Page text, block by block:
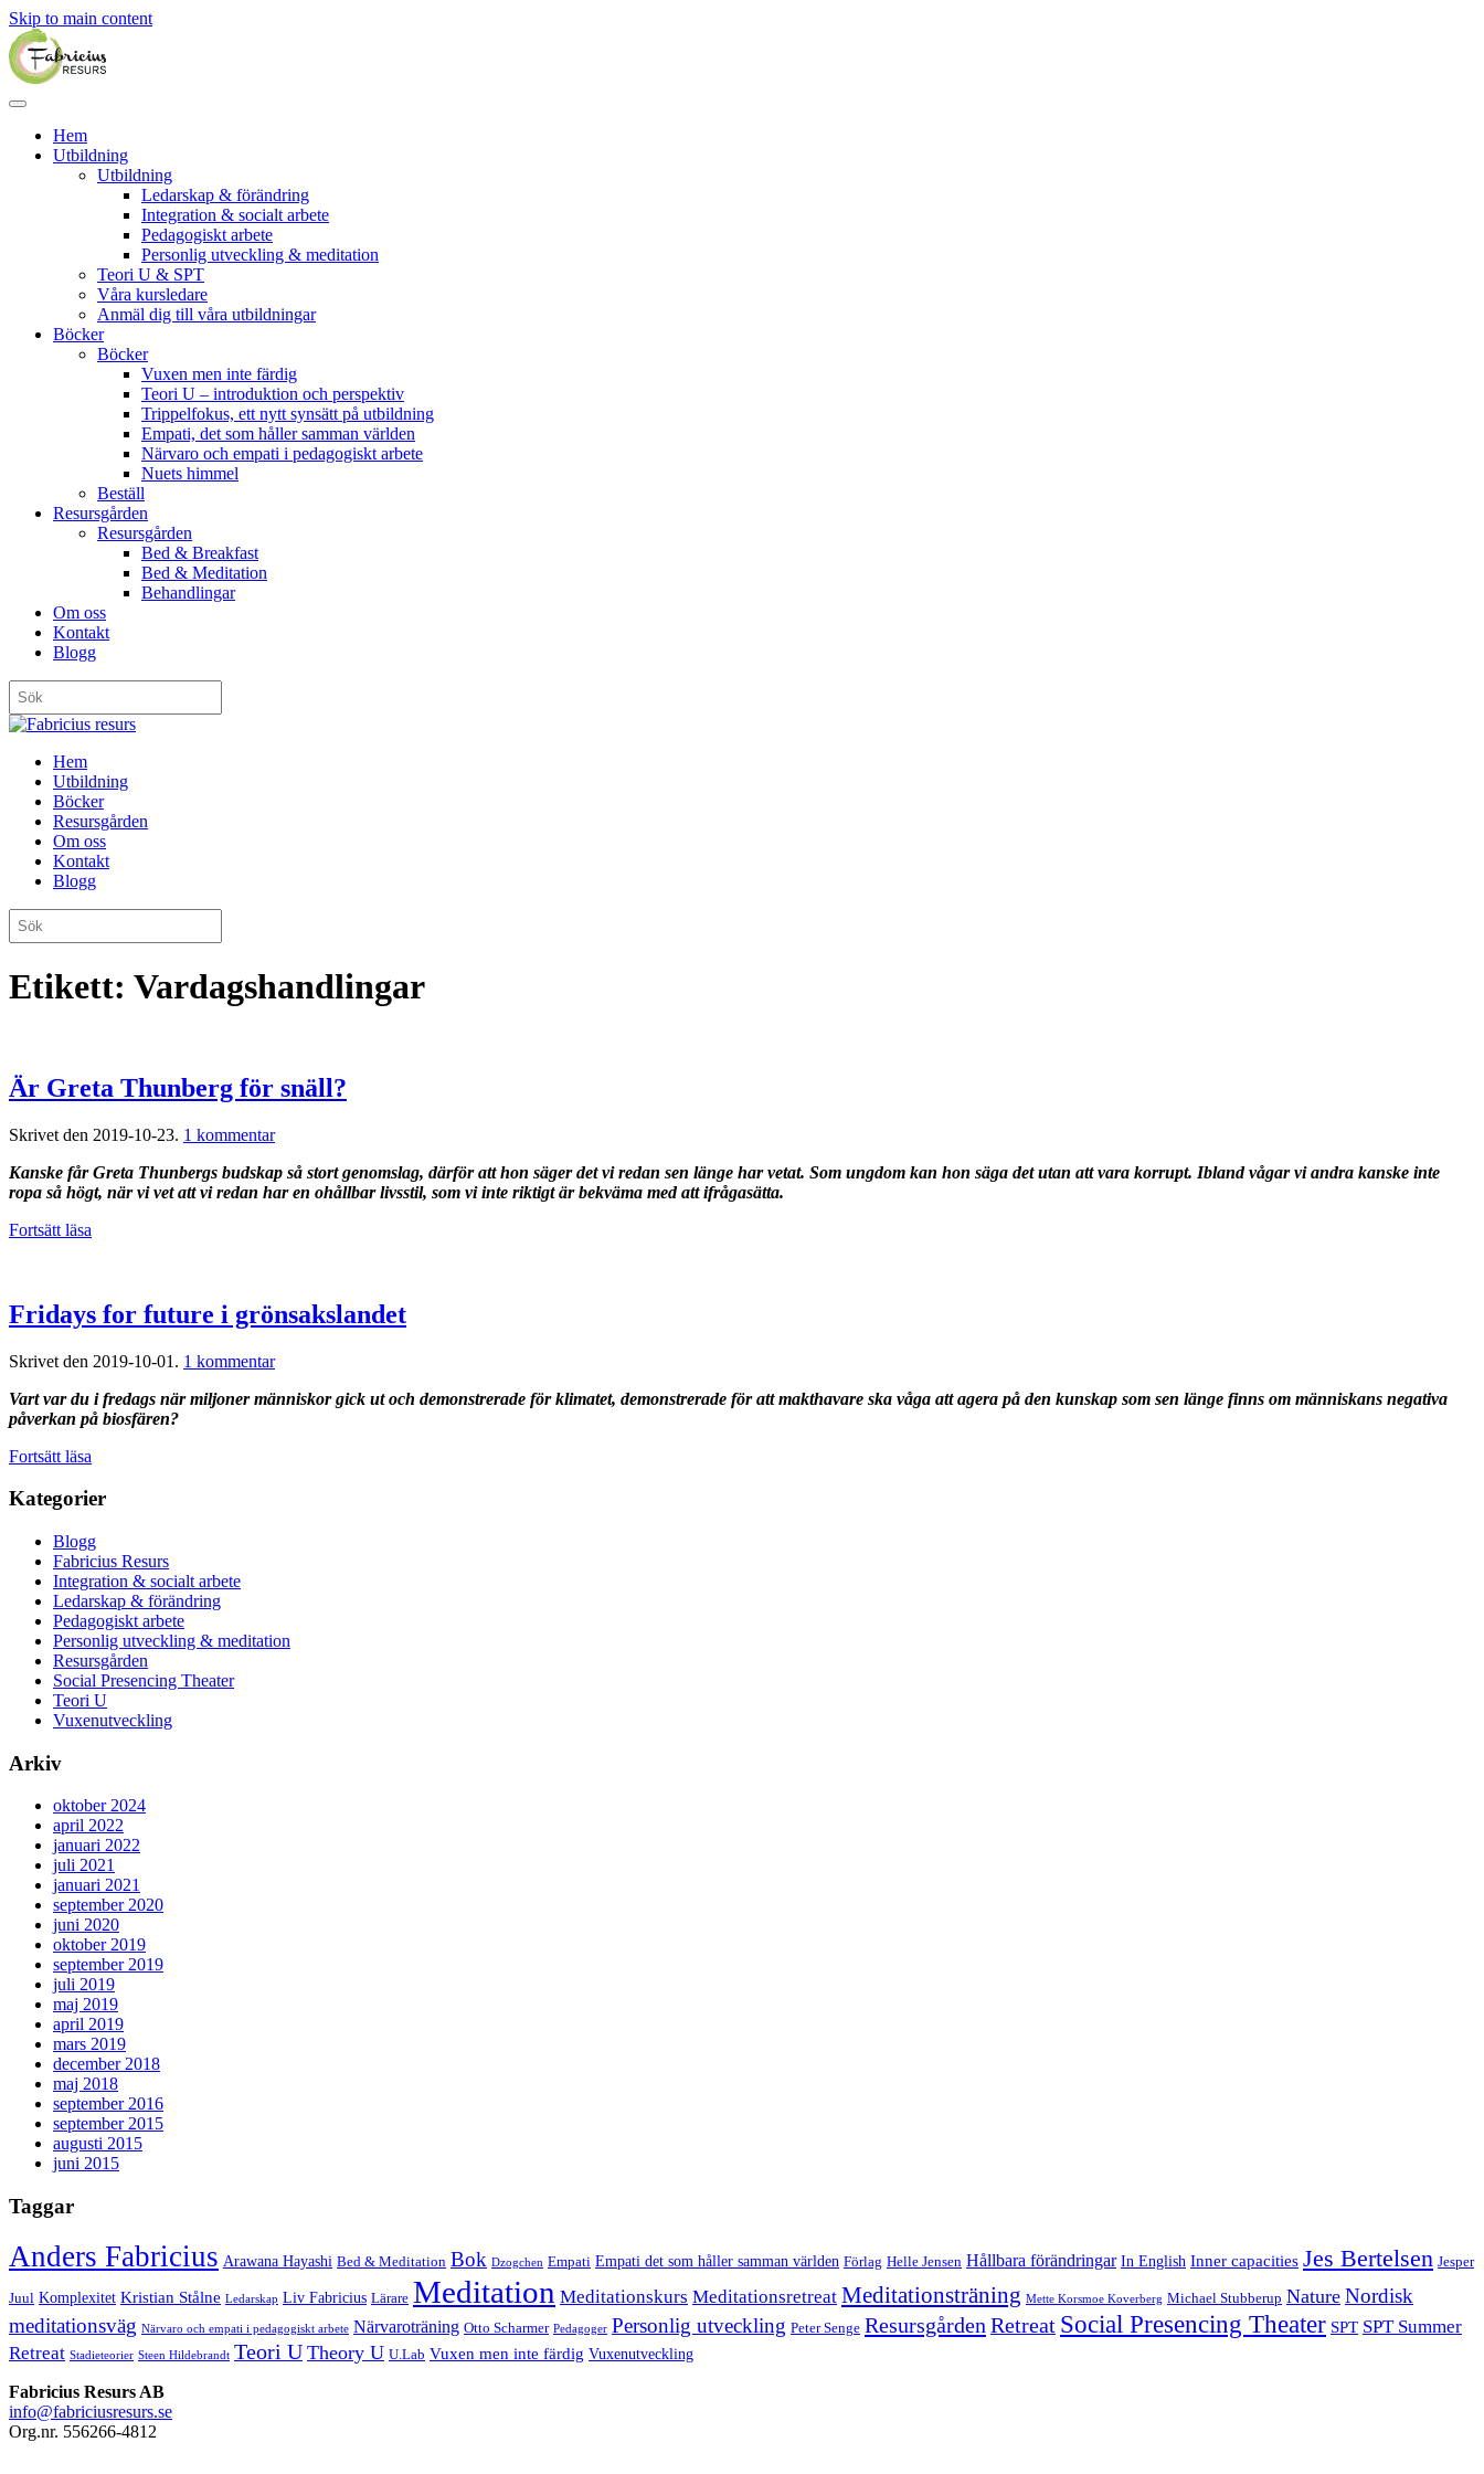
Skip to main content
Hem
Utbildning
Utbildning
Ledarskap & förändring
Integration & socialt arbete
Pedagogiskt arbete
Personlig utveckling & meditation
Teori U & SPT
Våra kursledare
Anmäl dig till våra utbildningar
Böcker
Böcker
Vuxen men inte färdig
Teori U – introduktion och perspektiv
Trippelfokus, ett nytt synsätt på utbildning
Empati, det som håller samman världen
Närvaro och empati i pedagogiskt arbete
Nuets himmel
Beställ
Resursgården
Resursgården
Bed & Breakfast
Bed & Meditation
Behandlingar
Om oss
Kontakt
Blogg
Hem
Utbildning
Böcker
Resursgården
Om oss
Kontakt
Blogg
Etikett: Vardagshandlingar
Är Greta Thunberg för snäll?
Skrivet den 2019-10-23. 1 kommentartill
Greta
Thunberg
Kanske får Greta Thunbergs budskap så stort genomslag, därför att hon säger det vi redan sen länge har vetat. Som ungdom kan hon säga det utan att vara korrupt. Ibland vågar vi andra kanske inte
ropa så högt, när vi vet att vi redan har en ohållbar livsstil, som vi inte riktigt är bekväma med att ifrågasätta.
Fortsätt läsa
Fridays for future i grönsakslandet
Skrivet den 2019-10-01 . 1 kommentartill
for
Vart var du i fredags när miljoner människor gick ut och demonstrerade för klimatet, demonstrerade för att makthavare ska våga att agera på den kunskap som sen länge finns om människans negativa
påverkan på biosfären?
Fortsätt läsa
Kategorier
Blogg
Fabricius Resurs
Integration & socialt arbete
Ledarskap & förändring
Pedagogiskt arbete
Personlig utveckling & meditation
Resursgården
Social Presencing Theater
Teori U
Vuxenutveckling
Arkiv
oktober 2024
april 2022
januari 2022
juli 2021
januari 2021
september 2020
juni 2020
oktober 2019
september 2019
juli 2019
maj 2019
april 2019
mars 2019
december 2018
maj 2018
september 2016
september 2015
augusti 2015
juni 2015
Taggar
Anders Fabricius Arawana Hayashi Bed & Meditation Bok Dzogchen Empati Empati det som håller samman världen Förlag Helle Jensen Hållbara förändringar In English Inner capacities Jes Bertelsen Jesper
Juul Komplexitet Kristian Stålne Ledarskap Liv Fabricius Lärare Meditation Meditationskurs Meditationsretreat Meditationsträning Mette Korsmoe Koverberg Michael Stubberup Nature Nordisk
meditationsväg Närvaro och empati i pedagogiskt arbete Närvaroträning Otto Scharmer Pedagoger Personlig utveckling Peter Senge Resursgården Retreat Social Presencing Theater SPT SPT Summer
Retreat Stadieteorier Steen Hildebrandt Teori U Theory U U.Lab Vuxen men inte färdig Vuxenutveckling
Fabricius Resurs AB
info@fabriciusresurs.se
Org.nr. 556266-4812